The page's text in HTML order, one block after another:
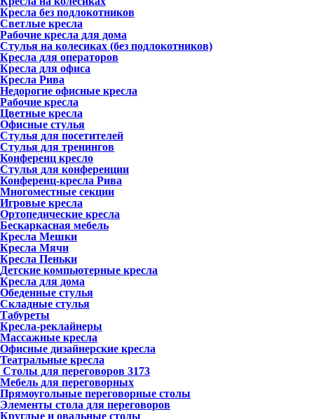
Кресла без подлокотников
Светлые кресла
Рабочие кресла для дома
Стулья на колесиках (без подлокотников)
Кресла для операторов
Кресла для офиса
Кресла Рива
Недорогие офисные кресла
Рабочие кресла
Цветные кресла
Офисные стулья
Стулья для посетителей
Стулья для тренингов
Конференц кресло
Стулья для конференции
Конференц-кресла Рива
Многоместные секции
Игровые кресла
Ортопедические кресла
Бескаркасная мебель
Кресла Мешки
Кресла Мячи
Кресла Пеньки
Детские компьютерные кресла
Кресла для дома
Обеденные стулья
Складные стулья
Табуреты
Кресла-реклайнеры
Массажные кресла
Офисные дизайнерские кресла
Театральные кресла
Столы для переговоров 3173
Мебель для переговорных
Прямоугольные переговорные столы
Элементы стола для переговоров
Круглые и овальные столы